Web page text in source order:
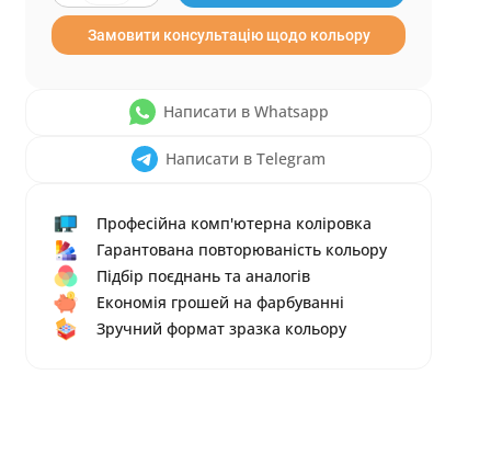
Замовити консультацію щодо кольору
Написати в Whatsapp
Написати в Telegram
Професійна комп'ютерна коліровка
Гарантована повторюваність кольору
Підбір поєднань та аналогів
Економія грошей на фарбуванні
Зручний формат зразка кольору